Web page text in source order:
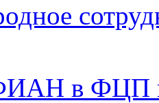
в ФЦП